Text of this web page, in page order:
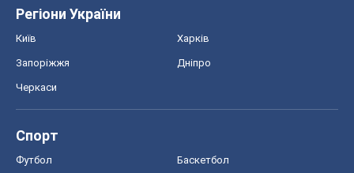
Регіони України
Київ Харків
Запоріжжя Дніпро
Черкаси
Спорт
Футбол Баскетбол